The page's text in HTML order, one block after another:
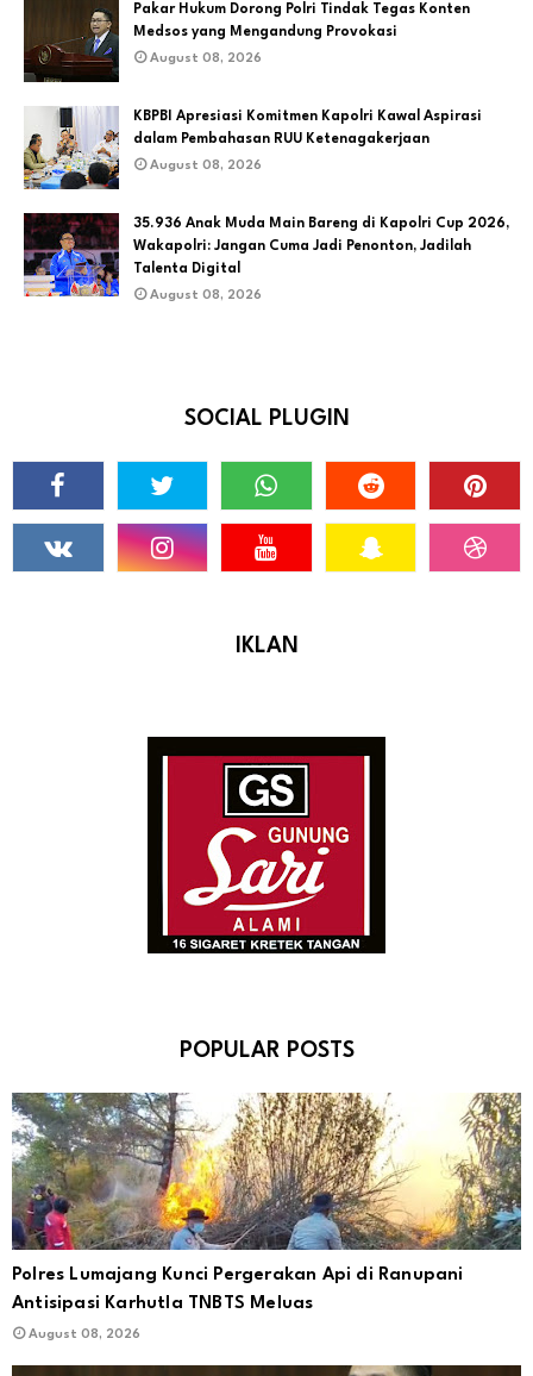
Pakar Hukum Dorong Polri Tindak Tegas Konten
Medsos yang Mengandung Provokasi
August 08, 2026
KBPBI Apresiasi Komitmen Kapolri Kawal Aspirasi
dalam Pembahasan RUU Ketenagakerjaan
August 08, 2026
35.936 Anak Muda Main Bareng di Kapolri Cup 2026,
Wakapolri: Jangan Cuma Jadi Penonton, Jadilah
Talenta Digital
August 08, 2026
SOCIAL PLUGIN
IKLAN
POPULAR POSTS
Polres Lumajang Kunci Pergerakan Api di Ranupani
Antisipasi Karhutla TNBTS Meluas
August 08, 2026